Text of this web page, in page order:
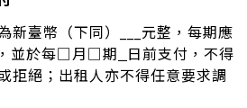
新臺幣（下同）___元整，每期應
並於每□月□期
日前支付，不得
拒絕；出租人亦不得任意要求調